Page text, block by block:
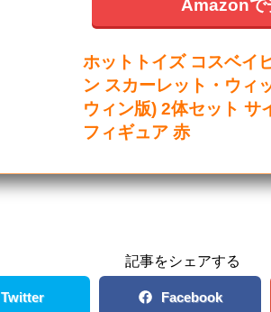
Amazonで
ホットトイズ コスベイ
ン スカーレット・ウィ
ウィン版) 2体セット サ
フィギュア 赤
記事をシェアする
Twitter Facebook